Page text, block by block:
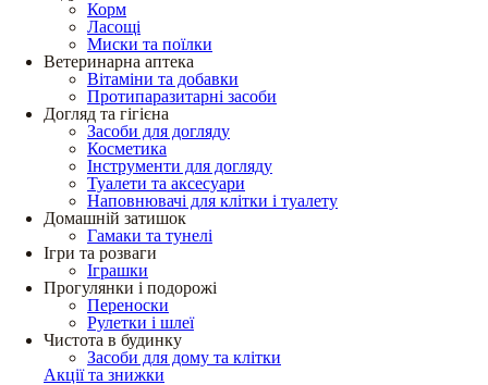
Корм
Ласощі
Миски та поїлки
Ветеринарна аптека
Вітаміни та добавки
Протипаразитарні засоби
Догляд та гігієна
Засоби для догляду
Косметика
Інструменти для догляду
Туалети та аксесуари
Наповнювачі для клітки і туалету
Домашній затишок
Гамаки та тунелі
Ігри та розваги
Іграшки
Прогулянки і подорожі
Переноски
Рулетки і шлеї
Чистота в будинку
Засоби для дому та клітки
Акції та знижки